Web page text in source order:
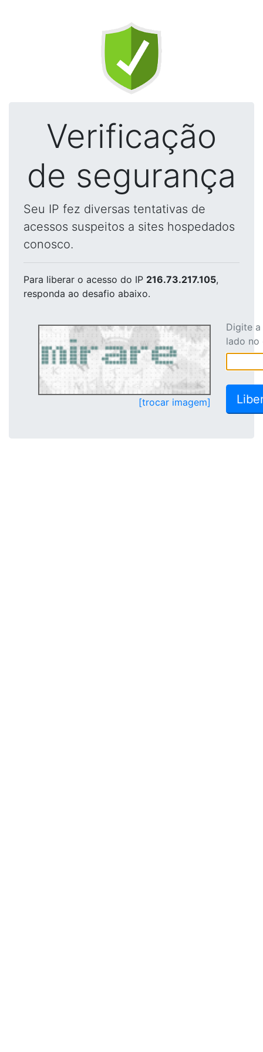
Verificação
de segurança
Seu IP fez diversas tentativas de
acessos suspeitos a sites hospedados
conosco.
Para liberar o acesso do IP 216.73.217.105,
responda ao desafio abaixo.
[trocar imagem]
Digite
lado no